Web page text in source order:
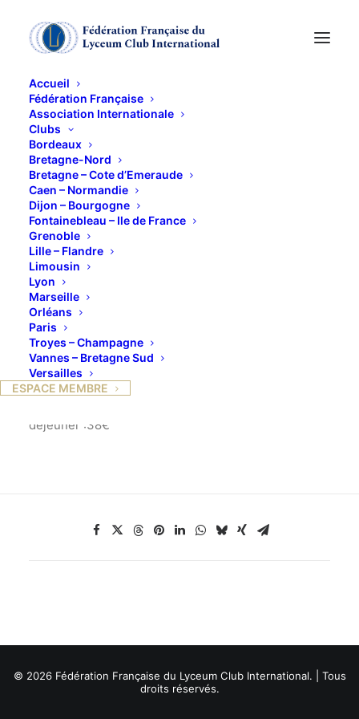
Accueil
Fédération Française
Association Internationale
Clubs
Bordeaux
Bretagne-Nord
Bretagne – Cote d’Emeraude
Caen – Normandie
Dijon – Bourgogne
Fontainebleau – Ile de France
Grenoble
Lille – Flandre
Limousin
Lyon
Marseille
Orléans
Paris
Troyes – Champagne
Vannes – Bretagne Sud
Versailles
ESPACE MEMBRE
Atelier cuisine :"soyez
Toquée"
12 DÉCEMBRE 2018
Quelques idées pour un repas de
Noël à la fois raffiné et simple.
Maximum :12 personnes Durée : 2h
déjeuner :38€
© 2026 Fédération Française du Lyceum Club International. | Tous
droits réservés.